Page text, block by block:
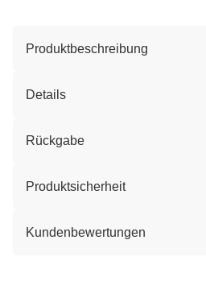
Produktbeschreibung
Details
Rückgabe
Produktsicherheit
Kundenbewertungen